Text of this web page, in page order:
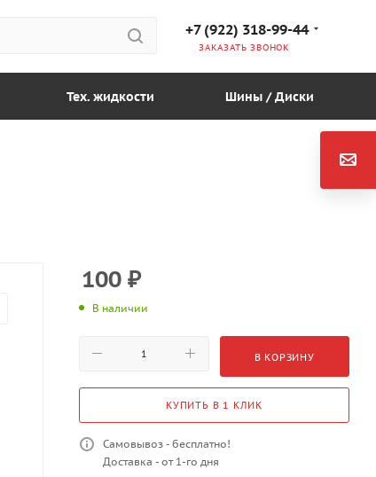
+7 (922) 318-99-44
ЗАКАЗАТЬ ЗВОНОК
Тех. жидкости Шины / Диски
100 ₽
В наличии
В КОРЗИНУ
КУПИТЬ В 1 КЛИК
Самовывоз - бесплатно!
Доставка - от 1-го дня